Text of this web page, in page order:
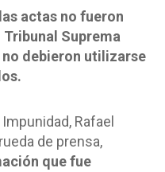
actas no fueron
Suprema
no debieron utilizarse
Rafael
de prensa,
que fue